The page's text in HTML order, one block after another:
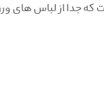
جدا از لباس های